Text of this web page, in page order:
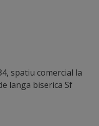
spatiu comercial la
langa biserica Sf